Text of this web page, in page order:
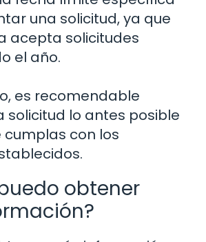
una solicitud, ya que
acepta solicitudes
el año.
es recomendable
solicitud lo antes posible
cumplas con los
obtener